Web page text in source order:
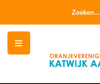
Zoeken...